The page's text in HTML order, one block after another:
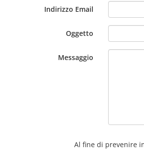
Indirizzo Email
Oggetto
Messaggio
Al fine di prevenire